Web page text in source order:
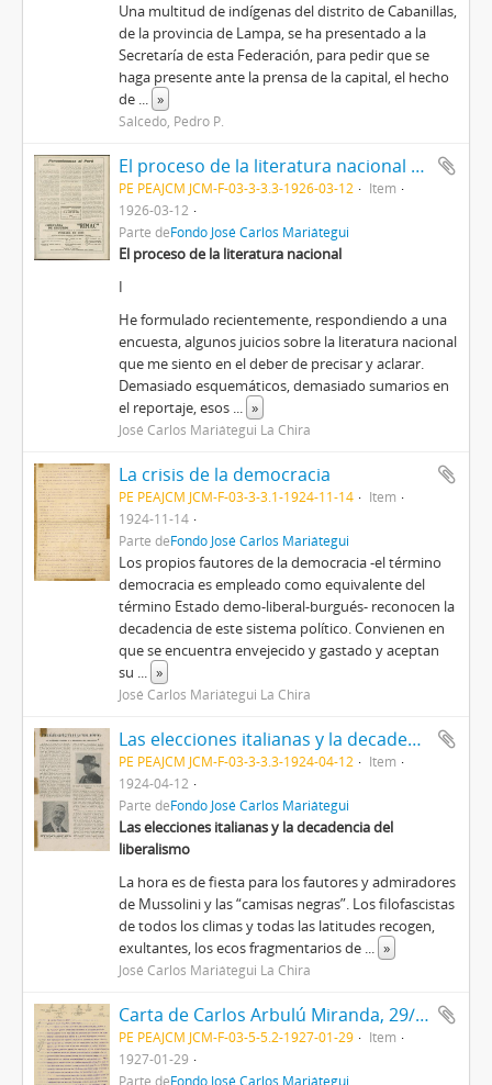
Una multitud de indígenas del distrito de Cabanillas,
de la provincia de Lampa, se ha presentado a la
Secretaría de esta Federación, para pedir que se
haga presente ante la prensa de la capital, el hecho
de ... »
Salcedo, Pedro P.
El proceso de la literatura nacional [Recorte de prensa]
PE PEAJCM JCM-F-03-3-3.3-1926-03-12
Item
1926-03-12
Parte deFondo José Carlos Mariátegui
El proceso de la literatura nacional
I
He formulado recientemente, respondiendo a una
encuesta, algunos juicios sobre la literatura nacional
que me siento en el deber de precisar y aclarar.
Demasiado esquemáticos, demasiado sumarios en
el reportaje, esos ... »
José Carlos Mariátegui La Chira
La crisis de la democracia
PE PEAJCM JCM-F-03-3-3.1-1924-11-14
Item
1924-11-14
Parte deFondo José Carlos Mariátegui
Los propios fautores de la democracia -el término
democracia es empleado como equivalente del
término Estado demo-liberal-burgués- reconocen la
decadencia de este sistema político. Convienen en
que se encuentra envejecido y gastado y aceptan
su ... »
José Carlos Mariátegui La Chira
Las elecciones italianas y la decadencia del liberalismo
PE PEAJCM JCM-F-03-3-3.3-1924-04-12
Item
1924-04-12
Parte deFondo José Carlos Mariátegui
Las elecciones italianas y la decadencia del
liberalismo
La hora es de fiesta para los fautores y admiradores
de Mussolini y las “camisas negras”. Los filofascistas
de todos los climas y todas las latitudes recogen,
exultantes, los ecos fragmentarios de ... »
José Carlos Mariátegui La Chira
Carta de Carlos Arbulú Miranda, 29/1/1927
PE PEAJCM JCM-F-03-5-5.2-1927-01-29
Item
1927-01-29
Parte deFondo José Carlos Mariátegui